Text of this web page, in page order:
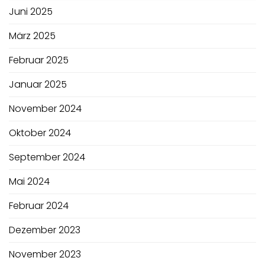
Juni 2025
März 2025
Februar 2025
Januar 2025
November 2024
Oktober 2024
September 2024
Mai 2024
Februar 2024
Dezember 2023
November 2023